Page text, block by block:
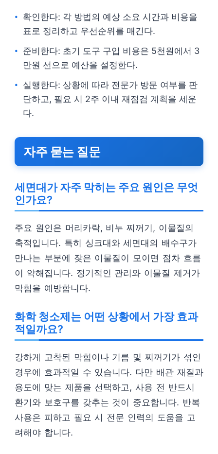
확인한다: 각 방법의 예상 소요 시간과 비용을
표로 정리하고 우선순위를 매긴다.
준비한다: 초기 도구 구입 비용은 5천원에서 3
만원 선으로 예산을 설정한다.
실행한다: 상황에 따라 전문가 방문 여부를 판
단하고, 필요 시 2주 이내 재점검 계획을 세운
다.
자주 묻는 질문
세면대가 자주 막히는 주요 원인은 무엇
인가요?
주요 원인은 머리카락, 비누 찌꺼기, 이물질의
축적입니다. 특히 싱크대와 세면대의 배수구가
만나는 부분에 잦은 이물질이 모이면 점차 흐름
이 약해집니다. 정기적인 관리와 이물질 제거가
막힘을 예방합니다.
화학 청소제는 어떤 상황에서 가장 효과
적일까요?
강하게 고착된 막힘이나 기름 및 찌꺼기가 섞인
경우에 효과적일 수 있습니다. 다만 배관 재질과
용도에 맞는 제품을 선택하고, 사용 전 반드시
환기와 보호구를 갖추는 것이 중요합니다. 반복
사용은 피하고 필요 시 전문 인력의 도움을 고
려해야 합니다.